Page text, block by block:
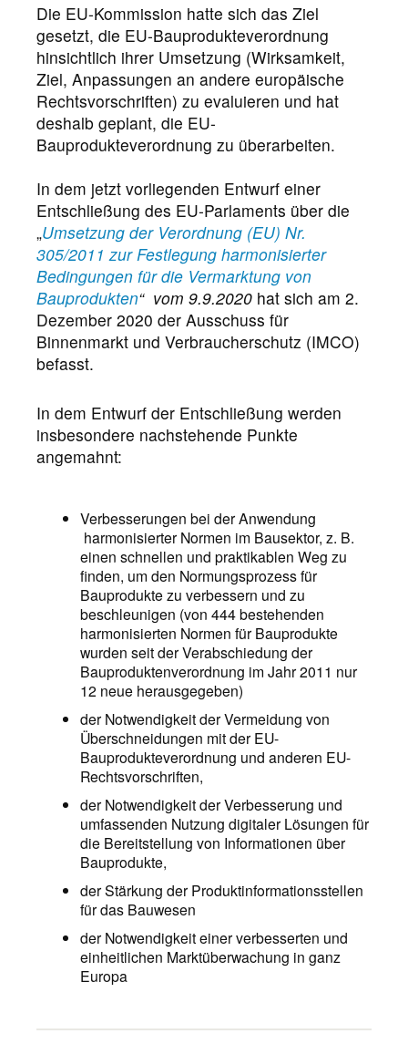
Die EU-Kommission hatte sich das Ziel
gesetzt, die EU-Bauprodukteverordnung
hinsichtlich ihrer Umsetzung (Wirksamkeit,
Ziel, Anpassungen an andere europäische
Rechtsvorschriften) zu evaluieren und hat
deshalb geplant, die EU-
Bauprodukteverordnung zu überarbeiten.
In dem jetzt vorliegenden Entwurf einer
Entschließung des EU-Parlaments über die
„Umsetzung der Verordnung (EU) Nr.
305/2011 zur Festlegung harmonisierter
Bedingungen für die Vermarktung von
Bauprodukten“ vom 9.9.2020 hat sich am 2.
Dezember 2020 der Ausschuss für
Binnenmarkt und Verbraucherschutz (IMCO)
befasst.
In dem Entwurf der Entschließung werden
insbesondere nachstehende Punkte
angemahnt:
Verbesserungen bei der Anwendung
harmonisierter Normen im Bausektor, z. B.
einen schnellen und praktikablen Weg zu
finden, um den Normungsprozess für
Bauprodukte zu verbessern und zu
beschleunigen (von 444 bestehenden
harmonisierten Normen für Bauprodukte
wurden seit der Verabschiedung der
Bauproduktenverordnung im Jahr 2011 nur
12 neue herausgegeben)
der Notwendigkeit der Vermeidung von
Überschneidungen mit der EU-
Bauprodukteverordnung und anderen EU-
Rechtsvorschriften,
der Notwendigkeit der Verbesserung und
umfassenden Nutzung digitaler Lösungen für
die Bereitstellung von Informationen über
Bauprodukte,
der Stärkung der Produktinformationsstellen
für das Bauwesen
der Notwendigkeit einer verbesserten und
einheitlichen Marktüberwachung in ganz
Europa